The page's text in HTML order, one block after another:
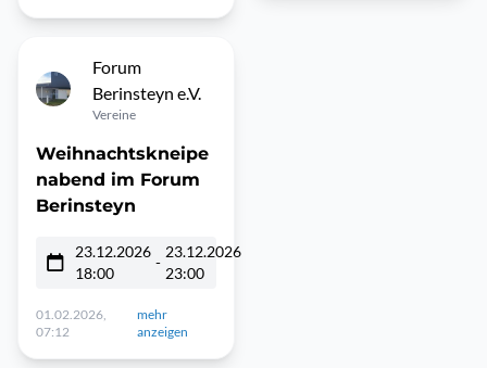
Forum
Berinsteyn e.V.
Vereine
Weihnachtskneipe
nabend im Forum
Berinsteyn
23.12.2026
18:00
-
23.12.2026
23:00
01.02.2026,
07:12
mehr
anzeigen